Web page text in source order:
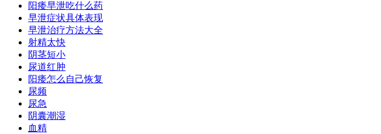
阳痿早泄吃什么药
早泄症状具体表现
早泄治疗方法大全
射精太快
阴茎短小
尿道红肿
阳痿怎么自己恢复
尿频
尿急
阴囊潮湿
血精